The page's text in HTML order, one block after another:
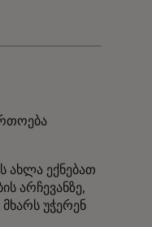
ახლა ექნებათ
არჩევანზე,
უჭერენ